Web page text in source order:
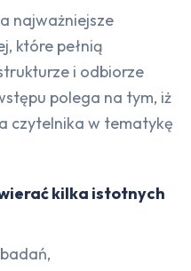
najważniejsze
które pełnią
i odbiorze
polega na tym, iż
czytelnika w tematykę
kilka istotnych